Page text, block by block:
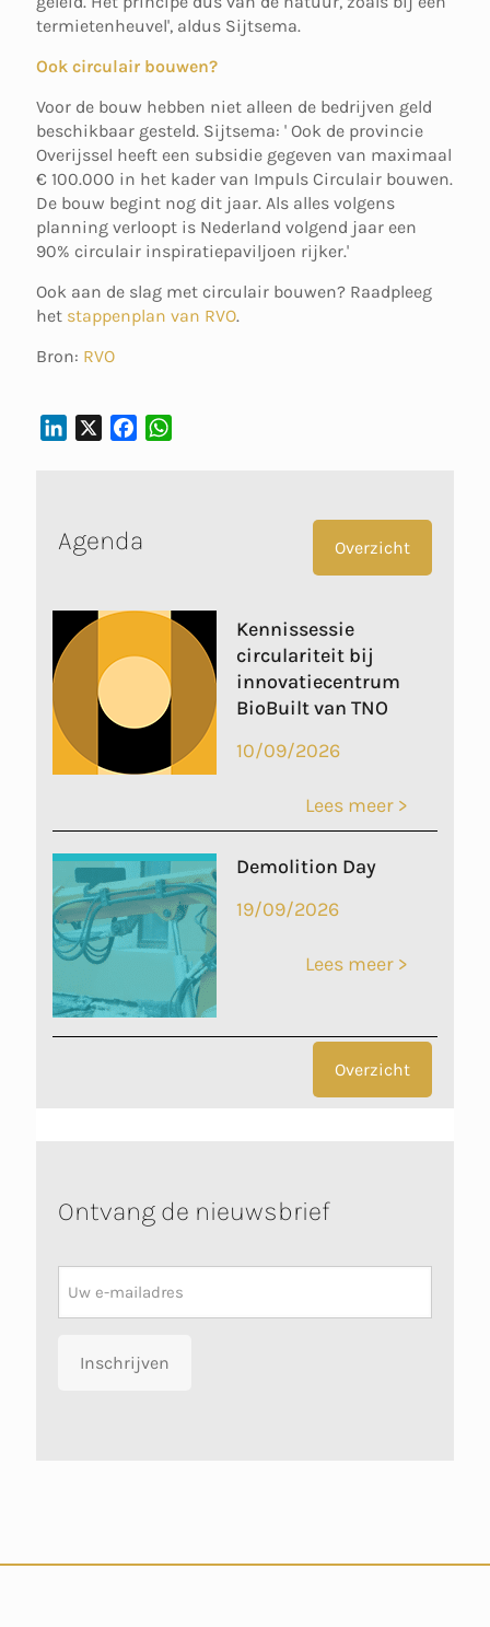
termietenheuvel', aldus Sijtsema.
Ook circulair bouwen?
Voor de bouw hebben niet alleen de bedrijven geld
beschikbaar gesteld. Sijtsema: ' Ook de provincie
Overijssel heeft een subsidie gegeven van maximaal
€ 100.000 in het kader van Impuls Circulair bouwen.
De bouw begint nog dit jaar. Als alles volgens
planning verloopt is Nederland volgend jaar een
90% circulair inspiratiepaviljoen rijker.'
Ook aan de slag met circulair bouwen? Raadpleeg
het stappenplan van RVO.
Bron: RVO
E
D
N
B
K
P
Agenda Overzicht
Kennissessie
circulariteit bij
innovatiecentrum
BioBuilt van TNO
10/09/2026
Lees meer >
Demolition Day
19/09/2026
Lees meer >
Overzicht
Ontvang de nieuwsbrief
Inschrijven